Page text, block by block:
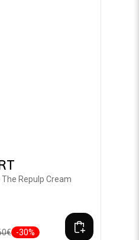
Repulp Cream
-30%